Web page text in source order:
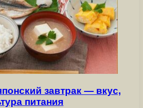
завтрак — вкус,
питания